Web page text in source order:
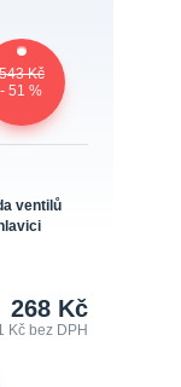
543 Kč
- 51 %
ventilů
268 Kč
Kčbez DPH